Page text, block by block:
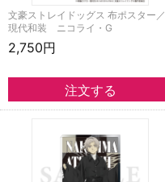
文豪ストレイドッグス 布ポスター／
現代和装 ニコライ・G
2,750円